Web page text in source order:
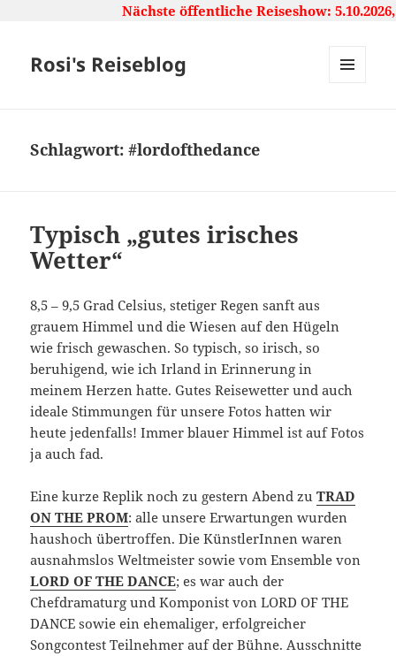
Nächste öffentliche Reiseshow:
Rosi's Reiseblog
Schlagwort:#lordofthedance
Typisch „gutes irisches
Wetter“
8,5 – 9,5 Grad Celsius, stetiger Regen sanft aus
grauem Himmel und die Wiesen auf den Hügeln
wie frisch gewaschen. So typisch, so irisch, so
beruhigend, wie ich Irland in Erinnerung in
meinem Herzen hatte. Gutes Reisewetter und auch
ideale Stimmungen für unsere Fotos hatten wir
heute jedenfalls! Immer blauer Himmel ist auf Fotos
ja auch fad.
Eine kurze Replik noch zu gestern Abend zuTRAD
ON THE PROM: alle unsere Erwartungen wurden
haushoch übertroffen. Die KünstlerInnen waren
ausnahmslos Weltmeister sowie vom Ensemble von
LORD OF THE DANCE; es war auch der
Chefdramaturg und Komponist von LORD OF THE
DANCE sowie ein ehemaliger, erfolgreicher
Songcontest Teilnehmer auf der Bühne. Ausschnitte